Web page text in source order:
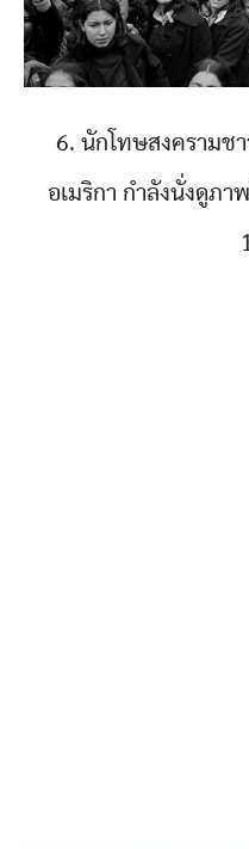
6. นักโทษสงครามช
อเมริกา กำลังนั่งดูภ